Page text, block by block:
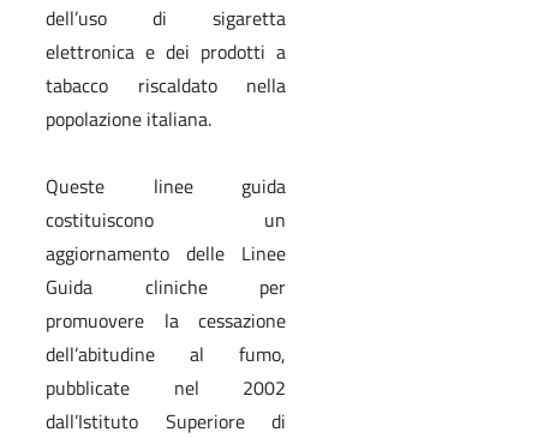
dell’uso di sigaretta
elettronica e dei prodotti a
tabacco riscaldato nella
popolazione italiana.
Queste linee guida
costituiscono un
aggiornamento delle Linee
Guida cliniche per
promuovere la cessazione
dell’abitudine al fumo,
pubblicate nel 2002
dall’Istituto Superiore di